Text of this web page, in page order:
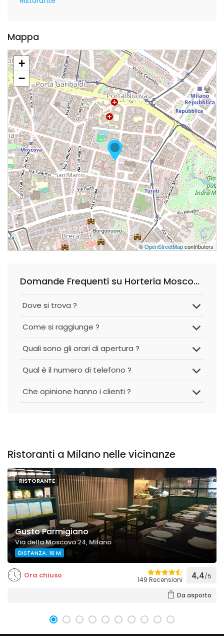
Mappa
+
−
©OpenStreetMapcontributors
Domande Frequenti su Horteria Moscova
Dove si trova ?
Come si raggiunge ?
Quali sono gli orari di apertura ?
Qual è il numero di telefono ?
Che opinione hanno i clienti ?
Ristoranti a Milano nelle vicinanze
RISTORANTE
Gusto Parmigiano
Via della Moscova 24, Milano
DISTANZA: 16 M
Ora chiuso 149 Recensioni 4,4/5
Da asporto